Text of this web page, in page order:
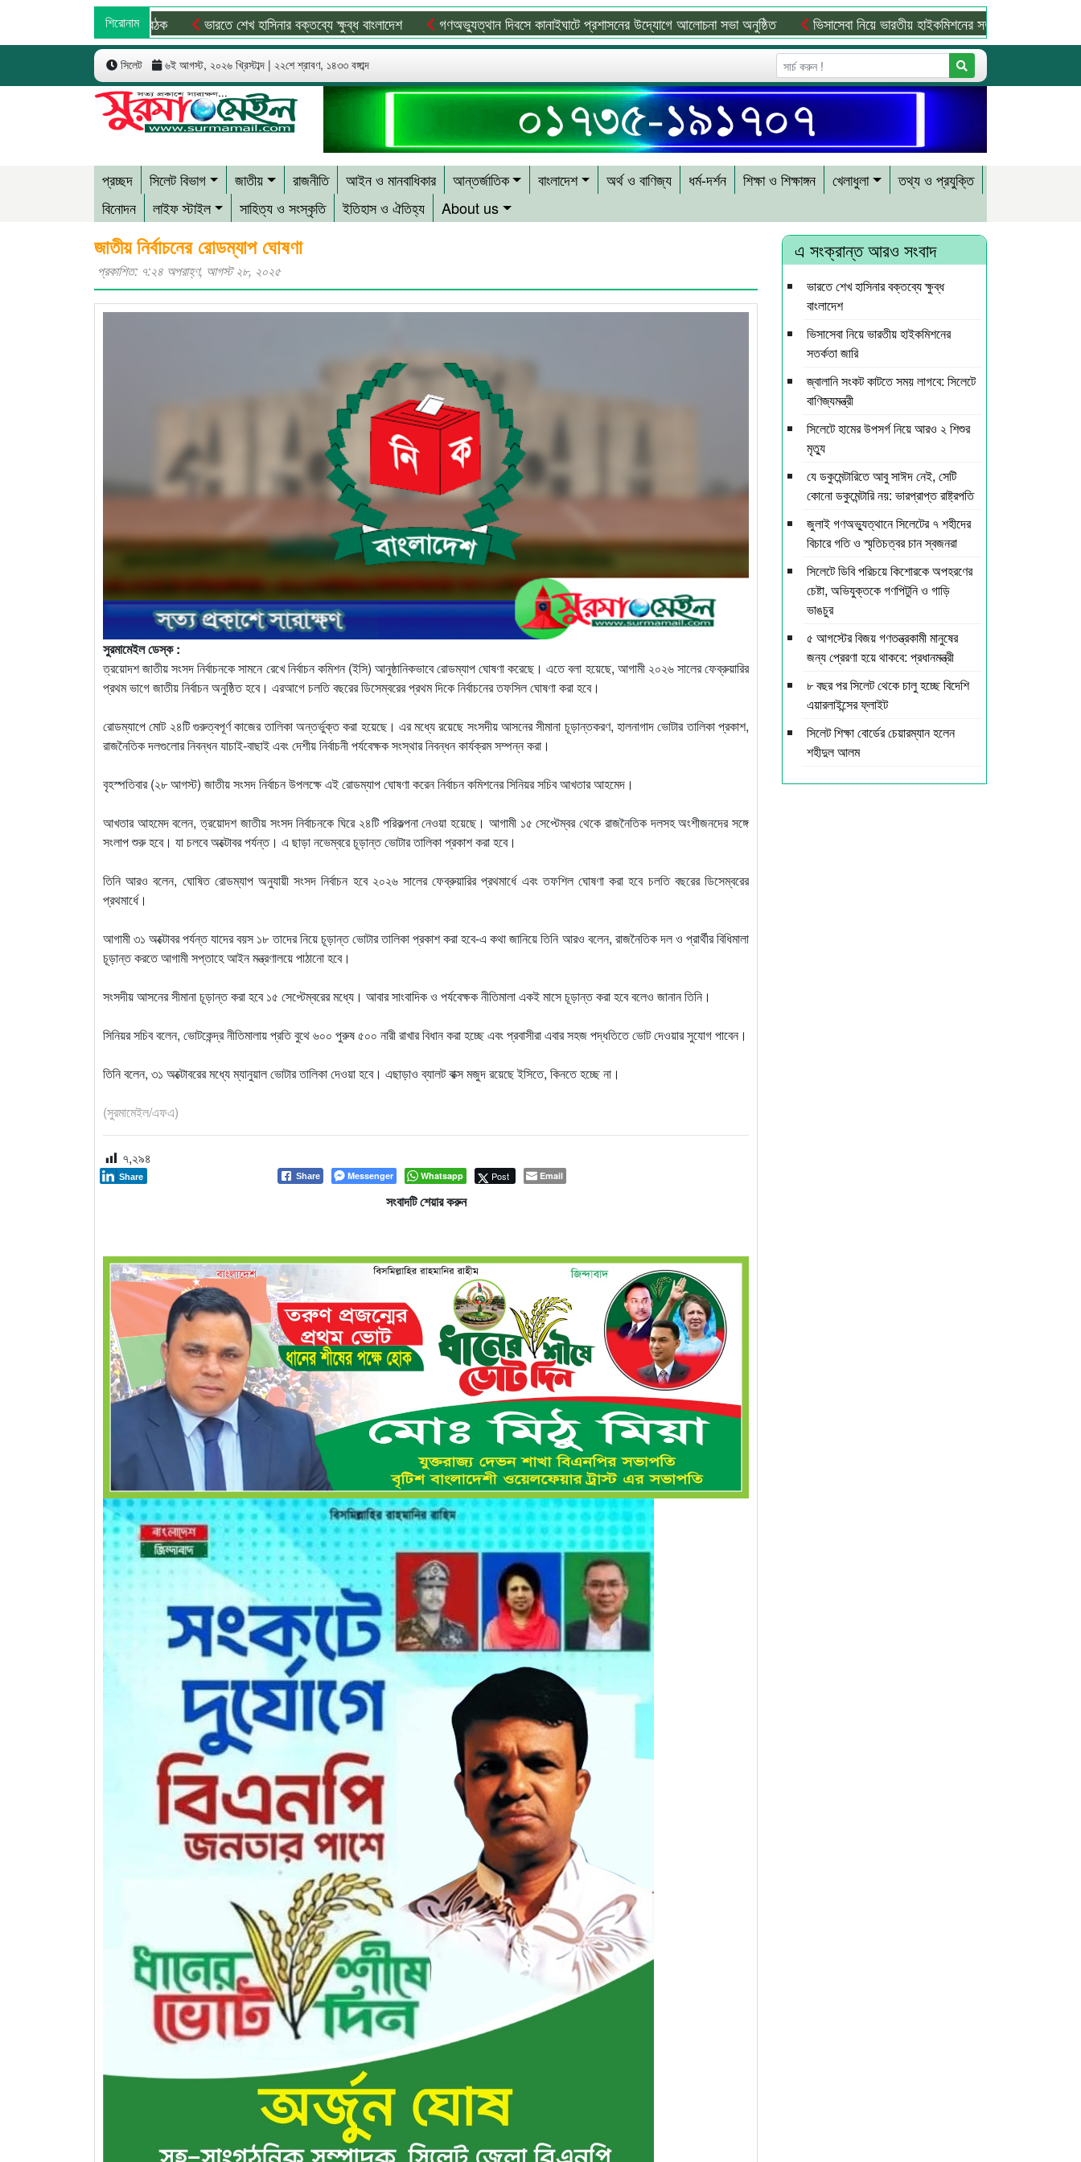
শিরোনাম ভারতে শেখ হাসিনার বক্তব্যে ক্ষুব্ধ বাংলাদেশ গণঅভ্যুত্থান দিবসে কানাইঘাটে প্রশাসনের উদ্যোগে আলোচনা সভা অনুষ্ঠিত ভিসাসেবা নিয়ে ভারতীয় হাইকমিশনের সতর্কতা জারি
সিলেট ৬ই আগস্ট, ২০২৬ খ্রিস্টাব্দ | ২২শে শ্রাবণ, ১৪৩৩ বঙ্গাব্দ
প্রচ্ছদ সিলেট বিভাগ জাতীয় রাজনীতি আইন ও মানবাধিকার আন্তর্জাতিক বাংলাদেশ অর্থ ও বাণিজ্য ধর্ম-দর্শন শিক্ষা ও শিক্ষাঙ্গন খেলাধুলা
তথ্য ও প্রযুক্তি
বিনোদন
লাইফ স্টাইল সাহিত্য ও সংস্কৃতি ইতিহাস ও ঐতিহ্য About us
জাতীয় নির্বাচনের রোডম্যাপ ঘোষণা
প্রকাশিত: ৭:২৪ অপরাহ্ণ, আগস্ট ২৮, ২০২৫
সুরমামেইল ডেস্ক :
ত্রয়োদশ জাতীয় সংসদ নির্বাচনকে সামনে রেখে নির্বাচন কমিশন (ইসি) আনুষ্ঠানিকভাবে রোডম্যাপ ঘোষণা করেছে। এতে বলা হয়েছে, আগামী ২০২৬ সালের ফেব্রুয়ারির
প্রথম ভাগে জাতীয় নির্বাচন অনুষ্ঠিত হবে। এরআগে চলতি বছরের ডিসেম্বরের প্রথম দিকে নির্বাচনের তফসিল ঘোষণা করা হবে।
রোডম্যাপে মোট ২৪টি গুরুত্বপূর্ণ কাজের তালিকা অন্তর্ভুক্ত করা হয়েছে। এর মধ্যে রয়েছে সংসদীয় আসনের সীমানা চূড়ান্তকরণ, হালনাগাদ ভোটার তালিকা প্রকাশ,
রাজনৈতিক দলগুলোর নিবন্ধন যাচাই-বাছাই এবং দেশীয় নির্বাচনী পর্যবেক্ষক সংস্থার নিবন্ধন কার্যক্রম সম্পন্ন করা।
বৃহস্পতিবার (২৮ আগস্ট) জাতীয় সংসদ নির্বাচন উপলক্ষে এই রোডম্যাপ ঘোষণা করেন নির্বাচন কমিশনের সিনিয়র সচিব আখতার আহমেদ।
আখতার আহমেদ বলেন, ত্রয়োদশ জাতীয় সংসদ নির্বাচনকে ঘিরে ২৪টি পরিকল্পনা নেওয়া হয়েছে। আগামী ১৫ সেপ্টেম্বর থেকে রাজনৈতিক দলসহ অংশীজনদের সঙ্গে
সংলাপ শুরু হবে। যা চলবে অক্টোবর পর্যন্ত। এ ছাড়া নভেম্বরে চূড়ান্ত ভোটার তালিকা প্রকাশ করা হবে।
তিনি আরও বলেন, ঘোষিত রোডম্যাপ অনুযায়ী সংসদ নির্বাচন হবে ২০২৬ সালের ফেব্রুয়ারির প্রথমার্ধে এবং তফশিল ঘোষণা করা হবে চলতি বছরের ডিসেম্বরের
প্রথমার্ধে।
আগামী ৩১ অক্টোবর পর্যন্ত যাদের বয়স ১৮ তাদের নিয়ে চূড়ান্ত ভোটার তালিকা প্রকাশ করা হবে-এ কথা জানিয়ে তিনি আরও বলেন, রাজনৈতিক দল ও প্রার্থীর বিধিমালা
চূড়ান্ত করতে আগামী সপ্তাহে আইন মন্ত্রণালয়ে পাঠানো হবে।
সংসদীয় আসনের সীমানা চূড়ান্ত করা হবে ১৫ সেপ্টেম্বরের মধ্যে। আবার সাংবাদিক ও পর্যবেক্ষক নীতিমালা একই মাসে চূড়ান্ত করা হবে বলেও জানান তিনি।
সিনিয়র সচিব বলেন, ভোটকেন্দ্র নীতিমালায় প্রতি বুথে ৬০০ পুরুষ ৫০০ নারী রাখার বিধান করা হচ্ছে এবং প্রবাসীরা এবার সহজ পদ্ধতিতে ভোট দেওয়ার সুযোগ পাবেন।
তিনি বলেন, ৩১ অক্টোবরের মধ্যে ম্যানুয়াল ভোটার তালিকা দেওয়া হবে। এছাড়াও ব্যালট বাক্স মজুদ রয়েছে ইসিতে, কিনতে হচ্ছে না।
(সুরমামেইল/এফএ)
৭,২৯৪
Share Messenger Whatsapp Post
Share Email
সংবাদটি শেয়ার করুন
এ সংক্রান্ত আরও সংবাদ
ভারতে শেখ হাসিনার বক্তব্যে ক্ষুব্ধ
বাংলাদেশ
ভিসাসেবা নিয়ে ভারতীয় হাইকমিশনের
সতর্কতা জারি
জ্বালানি সংকট কাটতে সময় লাগবে: সিলেটে
বাণিজ্যমন্ত্রী
সিলেটে হামের উপসর্গ নিয়ে আরও ২ শিশুর
মৃত্যু
যে ডকুমেন্টারিতে আবু সাঈদ নেই, সেটি
কোনো ডকুমেন্টারি নয়: ভারপ্রাপ্ত রাষ্ট্রপতি
জুলাই গণঅভ্যুত্থানে সিলেটের ৭ শহীদের
বিচারে গতি ও স্মৃতিচত্বর চান স্বজনরা
সিলেটে ডিবি পরিচয়ে কিশোরকে অপহরণের
চেষ্টা, অভিযুক্তকে গণপিটুনি ও গাড়ি
ভাঙচুর
৫ আগস্টের বিজয় গণতন্ত্রকামী মানুষের
জন্য প্রেরণা হয়ে থাকবে: প্রধানমন্ত্রী
৮ বছর পর সিলেট থেকে চালু হচ্ছে বিদেশি
এয়ারলাইন্সের ফ্লাইট
সিলেট শিক্ষা বোর্ডের চেয়ারম্যান হলেন
শহীদুল আলম